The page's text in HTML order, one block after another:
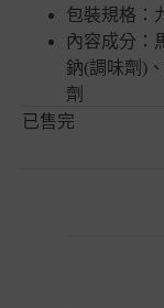
包裝規格：
內容成分：
鈉(調味劑)
劑
已售完